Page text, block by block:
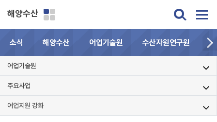
해양수산
소식 해양수산 어업기술원 수산자원연구원
어업기술원
주요사업
어업지원 강화